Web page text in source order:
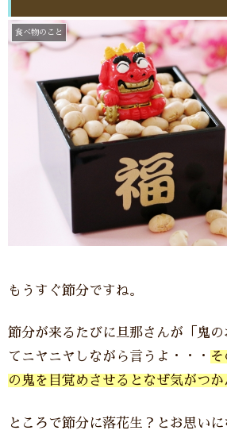
食べ物のこと
もうすぐ節分ですね。
節分が来るたびに旦那さんが「鬼
てニヤニヤしながら言うよ・・・
の鬼を目覚めさせるとなぜ気がつか
ところで節分に落花生？とお思い